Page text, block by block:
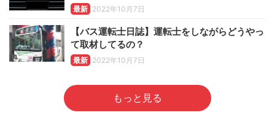
最新 2022年10月7日
【バス運転士日誌】運転士をしながらどうやっ
て取材してるの？
最新 2022年10月7日
もっと見る